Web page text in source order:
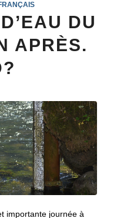
DU
APRÈS.
importante journée à